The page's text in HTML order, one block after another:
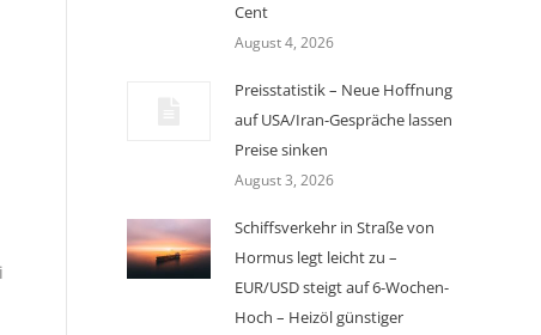
Cent
August 4, 2026
Preisstatistik – Neue Hoffnung
auf USA/Iran-Gespräche lassen
Preise sinken
August 3, 2026
Schiffsverkehr in Straße von
Hormus legt leicht zu –
EUR/USD steigt auf 6-Wochen-
Hoch – Heizöl günstiger